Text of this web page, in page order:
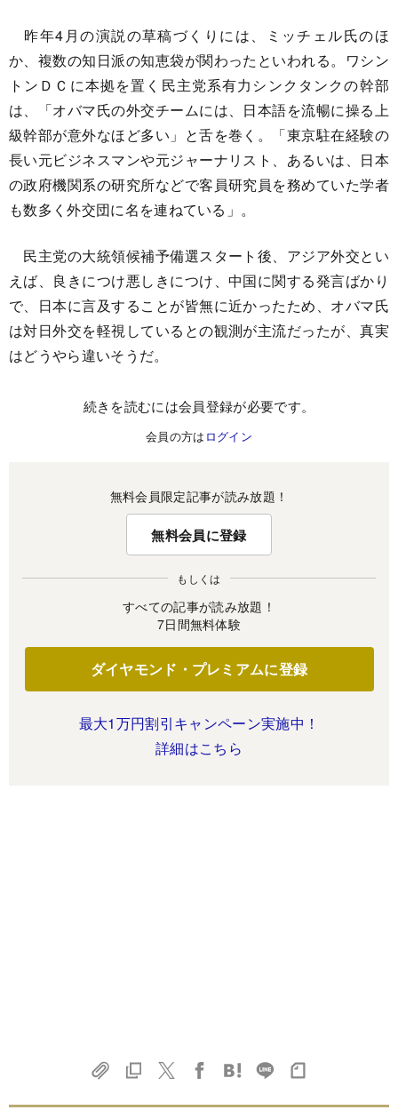
昨年4月の演説の草稿づくりには、ミッチェル氏のほ
か、複数の知日派の知恵袋が関わったといわれる。ワシン
トンＤＣに本拠を置く民主党系有力シンクタンクの幹部
は、「オバマ氏の外交チームには、日本語を流暢に操る上
級幹部が意外なほど多い」と舌を巻く。「東京駐在経験の
長い元ビジネスマンや元ジャーナリスト、あるいは、日本
の政府機関系の研究所などで客員研究員を務めていた学者
も数多く外交団に名を連ねている」。
民主党の大統領候補予備選スタート後、アジア外交とい
えば、良きにつけ悪しきにつけ、中国に関する発言ばかり
で、日本に言及することが皆無に近かったため、オバマ氏
は対日外交を軽視しているとの観測が主流だったが、真実
はどうやら違いそうだ。
続きを読むには会員登録が必要です。
会員の方は ログイン
無料会員限定記事が読み放題！
無料会員に登録
もしくは
すべての記事が読み放題！
7日間無料体験
ダイヤモンド・プレミアムに登録
最大1万円割引キャンペーン実施中！
詳細はこちら